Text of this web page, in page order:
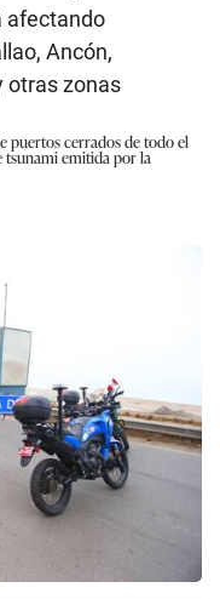
afectando
Ancón,
otras zonas
puertos cerrados de todo el
tsunami emitida por la